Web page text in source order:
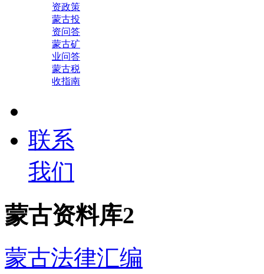
资政策
蒙古投
资问答
蒙古矿
业问答
蒙古税
收指南
联系
我们
蒙古资料库2
蒙古法律汇编